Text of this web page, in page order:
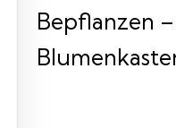
Bepflanzen